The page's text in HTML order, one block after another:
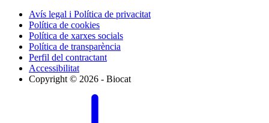
Avís legal i Política de privacitat
Política de cookies
Política de xarxes socials
Política de transparència
Perfil del contractant
Accessibilitat
Copyright © 2026 - Biocat